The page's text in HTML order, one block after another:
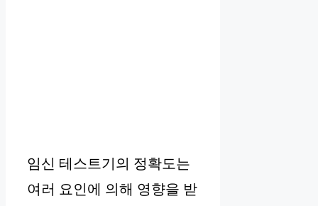
임신 테스트기의 정확도는
여러 요인에 의해 영향을 받